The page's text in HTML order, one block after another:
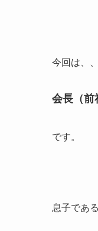
今回は、、
会長（前
です。
息子であ